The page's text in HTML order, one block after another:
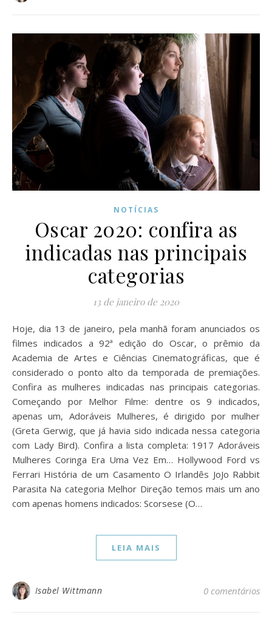
NOTÍCIAS
Oscar 2020: confira as
indicadas nas principais
categorias
13 de janeiro de 2020
Hoje, dia 13 de janeiro, pela manhã foram anunciados os
filmes indicados a 92ª edição do Oscar, o prêmio da
Academia de Artes e Ciências Cinematográficas, que é
considerado o ponto alto da temporada de premiações.
Confira as mulheres indicadas nas principais categorias.
Começando por Melhor Filme: dentre os 9 indicados,
apenas um, Adoráveis Mulheres, é dirigido por mulher
(Greta Gerwig, que já havia sido indicada nessa categoria
com Lady Bird). Confira a lista completa: 1917 Adoráveis
Mulheres Coringa Era Uma Vez Em… Hollywood Ford vs
Ferrari História de um Casamento O Irlandês JoJo Rabbit
Parasita Na categoria Melhor Direção temos mais um ano
com apenas homens indicados: Scorsese (O…
LEIA MAIS
Isabel Wittmann 0 comentários